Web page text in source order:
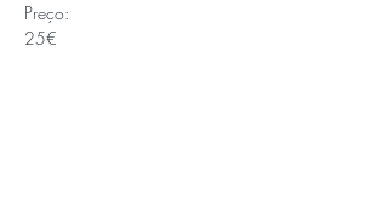
Preço:
25€